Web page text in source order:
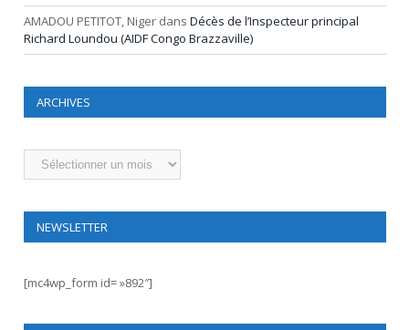
AMADOU PETITOT, Niger dans Décès de l’Inspecteur principal
Richard Loundou (AIDF Congo Brazzaville)
ARCHIVES
Archives
NEWSLETTER
[mc4wp_form id= »892″]